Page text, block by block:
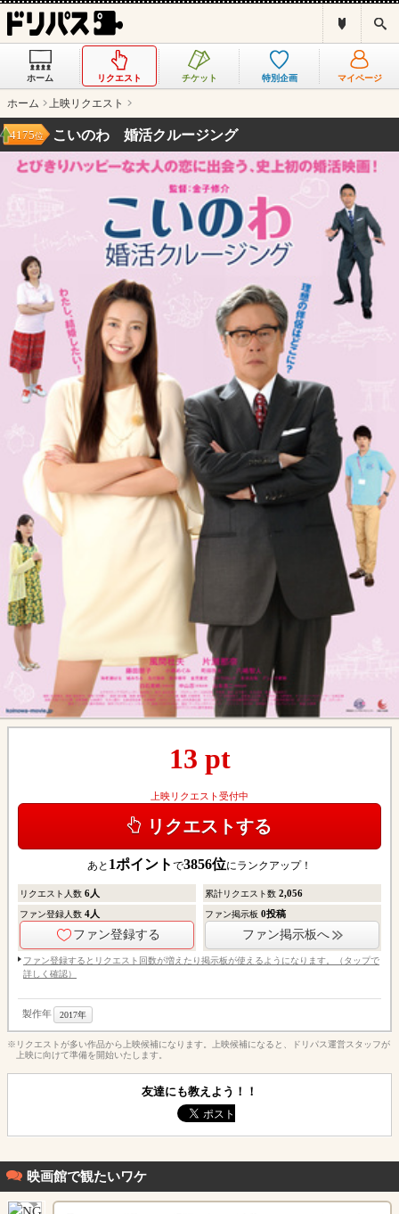
ス
ホーム リクエスト チケット 特別企画 マイページ
ホーム 上映リクエスト
こいのわ 婚活クルージング
4175位
13 pt
上映リクエスト受付中
リクエストする
あと 1ポイント で3856位にランクアップ！
リクエスト人数 6人 累計リクエスト数2,056
ファン登録人数 4人
ファン登録する
ファン掲示板0投稿
ファン掲示板へ
ファン登録するとリクエスト回数が増えたり掲示板が使えるようになります。（タップで
詳しく確認）
製作年 2017年
※リクエストが多い作品から上映候補になります。上映候補になると、ドリパス運営スタッフが
上映に向けて準備を開始いたします。
友達にも教えよう！！
映画館で観たいワケ